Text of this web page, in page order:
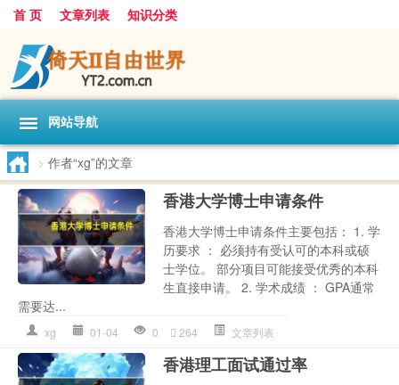
首 页 文章列表 知识分类
网站导航
> 作者“xg”的文章
香港大学博士申请条件
香港大学博士申请条件主要包括： 1. 学
历要求 ： 必须持有受认可的本科或硕
士学位。 部分项目可能接受优秀的本科
生直接申请。 2. 学术成绩 ： GPA通常
需要达...
xg 01-04 0 264 文章列表
香港理工面试通过率